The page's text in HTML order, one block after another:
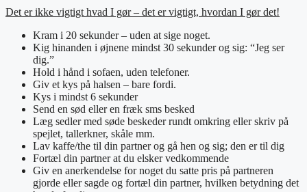
Det er ikke vigtigt hvad I gør – det er vigtigt, hvordan I gør det!
Kram i 20 sekunder – uden at sige noget.
Kig hinanden i øjnene mindst 30 sekunder og sig: “Jeg ser
dig.”
Hold i hånd i sofaen, uden telefoner.
Giv et kys på halsen – bare fordi.
Kys i mindst 6 sekunder
Send en sød eller en fræk sms besked
Læg sedler med søde beskeder rundt omkring eller skriv på
spejlet, tallerkner, skåle mm.
Lav kaffe/the til din partner og gå hen og sig; den er til dig
Fortæl din partner at du elsker vedkommende
Giv en anerkendelse for noget du satte pris på partneren
gjorde eller sagde og fortæl din partner, hvilken betydning det